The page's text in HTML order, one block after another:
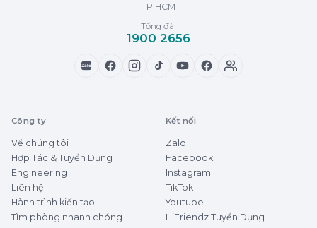
TP.HCM
Tổng đài
1900 2656
Zalo
Công ty
Về chúng tôi
Hợp Tác & Tuyển Dụng
Engineering
Liên hệ
Hành trình kiến tạo
Tìm phòng nhanh chóng
Kết nối
Zalo
Facebook
Instagram
TikTok
Youtube
HiFriendz Tuyển Dụng